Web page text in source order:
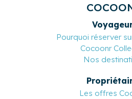
Pourquoi réserver
Cocoonr
Nos
Les offres